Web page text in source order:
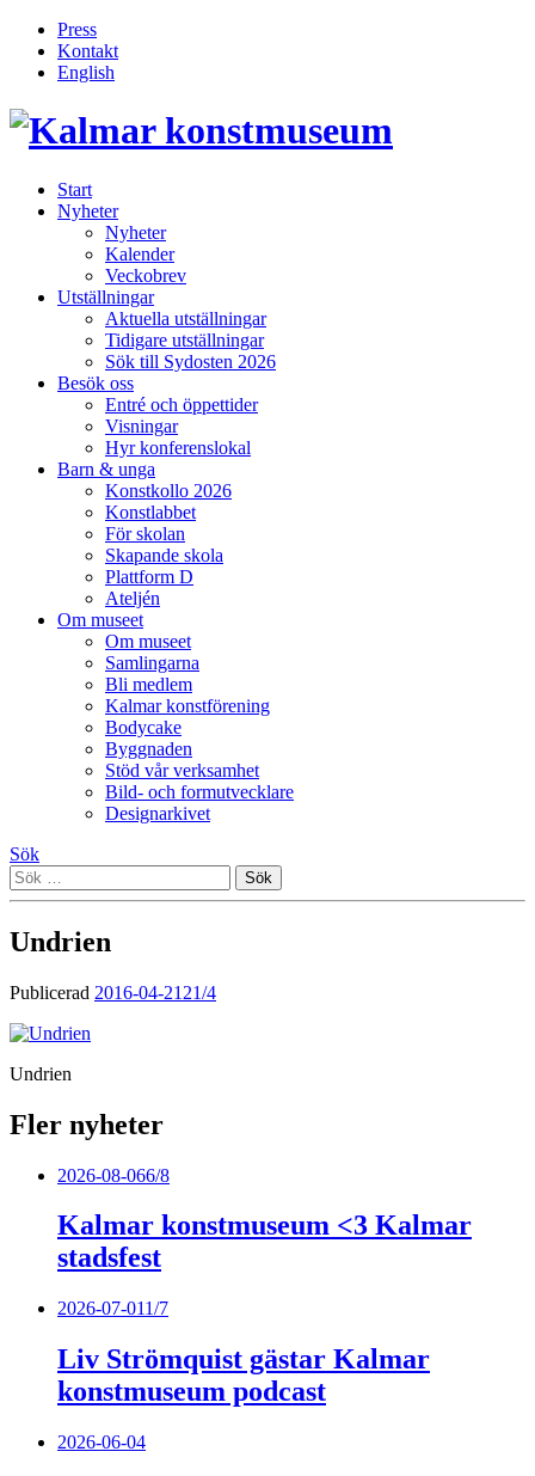
Press
Kontakt
English
Inläggsnavigering
Start
Nyheter
Nyheter
Kalender
Veckobrev
Utställningar
Aktuella utställningar
Tidigare utställningar
Sök till Sydosten 2026
Besök oss
Entré och öppettider
Visningar
Hyr konferenslokal
Barn & unga
Konstkollo 2026
Konstlabbet
För skolan
Skapande skola
Plattform D
Ateljén
Om museet
Om museet
Samlingarna
Bli medlem
Kalmar konstförening
Bodycake
Byggnaden
Stöd vår verksamhet
Bild- och formutvecklare
Designarkivet
Sök
Sök
efter:
Undrien
Publicerad 2016-04-21 21/4
Undrien
Fler nyheter
2026-08-066/8
Kalmar konstmuseum <3 Kalmar
stadsfest
2026-07-011/7
Liv Strömquist gästar Kalmar
konstmuseum podcast
2026-06-04